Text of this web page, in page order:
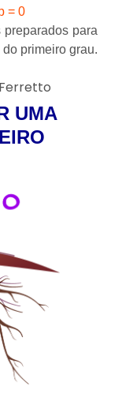
b = 0
preparados para
primeiro grau.
UMA